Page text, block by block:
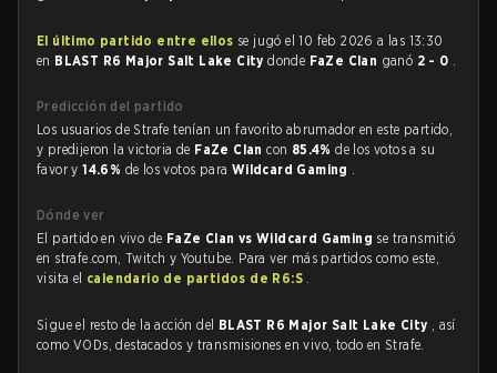
El último partido entre ellos se jugó el 10 feb 2026 a las 13:30
en BLAST R6 Major Salt Lake Citydonde FaZe Clan ganó 2 - 0 .
Predicción del partido
Los usuarios de Strafe tenían un favorito abrumador en este partido,
y predijeron la victoria de FaZe Clancon 85.4%de los votos a su
favor y14.6% de los votos para Wildcard Gaming .
Dónde ver
El partido en vivo de FaZe Clan vs Wildcard Gaming se transmitió
en strafe.com, Twitch y Youtube. Para ver más partidos como este,
visita el calendario de partidos de R6:S .
Sigue el resto de la acción del BLAST R6 Major Salt Lake City , así
como VODs, destacados y transmisiones en vivo, todo en Strafe.